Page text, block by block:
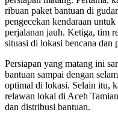
ribuan paket bantuan di
pengecekan kendaraan
perjalanan jauh. Ketiga, tim
situasi di lokasi bencana dan
Persiapan yang matang ini
bantuan sampai dengan
optimal di lokasi. Selain itu,
relawan lokal di Aceh
dan distribusi bantuan.